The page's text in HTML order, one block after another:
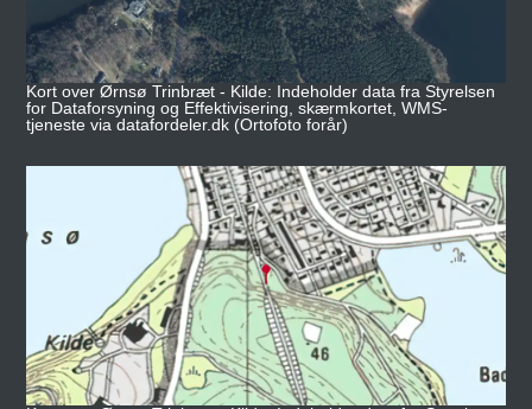
Kort over Ørnsø Trinbræt - Kilde: Indeholder data fra Styrelsen
for Dataforsyning og Effektivisering, skærmkortet, WMS-
tjeneste via datafordeler.dk (Ortofoto forår)